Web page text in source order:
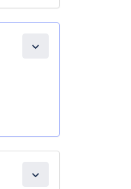
expand_more
expand_more